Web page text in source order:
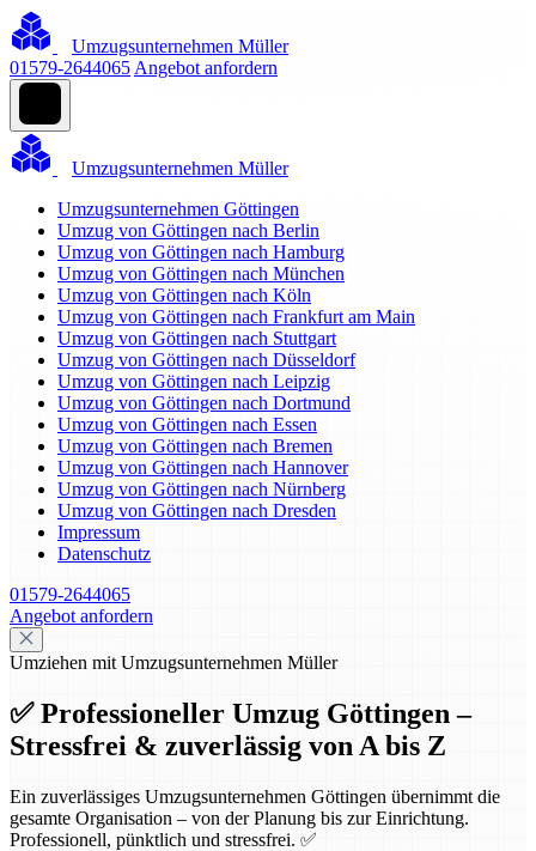
Umzugsunternehmen Müller
01579-2644065 Angebot anfordern
Umzugsunternehmen Müller
Umzugsunternehmen Göttingen
Umzug von Göttingen nach Berlin
Umzug von Göttingen nach Hamburg
Umzug von Göttingen nach München
Umzug von Göttingen nach Köln
Umzug von Göttingen nach Frankfurt am Main
Umzug von Göttingen nach Stuttgart
Umzug von Göttingen nach Düsseldorf
Umzug von Göttingen nach Leipzig
Umzug von Göttingen nach Dortmund
Umzug von Göttingen nach Essen
Umzug von Göttingen nach Bremen
Umzug von Göttingen nach Hannover
Umzug von Göttingen nach Nürnberg
Umzug von Göttingen nach Dresden
Impressum
Datenschutz
01579-2644065
Angebot anfordern
Umziehen mit Umzugsunternehmen Müller
✅ Professioneller Umzug Göttingen –
Stressfrei & zuverlässig von A bis Z
Ein zuverlässiges Umzugsunternehmen Göttingen übernimmt die
gesamte Organisation – von der Planung bis zur Einrichtung.
Professionell, pünktlich und stressfrei. ✅